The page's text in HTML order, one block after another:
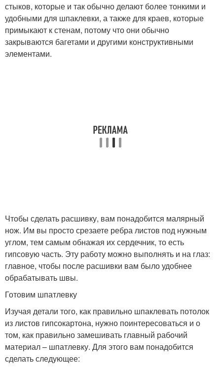
стыков, которые и так обычно делают более тонкими и
удобными для шпаклевки, а также для краев, которые
примыкают к стенам, потому что они обычно
закрываются багетами и другими конструктивными
элементами.
Чтобы сделать расшивку, вам понадобится малярный
нож. Им вы просто срезаете ребра листов под нужным
углом, тем самым обнажая их сердечник, то есть
гипсовую часть. Эту работу можно выполнять и на глаз:
главное, чтобы после расшивки вам было удобнее
обрабатывать швы.
Готовим шпатлевку
Изучая детали того, как правильно шпаклевать потолок
из листов гипсокартона, нужно поинтересоваться и о
том, как правильно замешивать главный рабочий
материал – шпатлевку. Для этого вам понадобится
сделать следующее: